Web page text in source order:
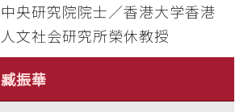
中央研究院院士／香港大学香港
人文社会研究所榮休教授
臧振華